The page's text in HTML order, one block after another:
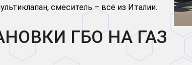
смеситель – всё из Италии.
ГБО НА ГАЗ